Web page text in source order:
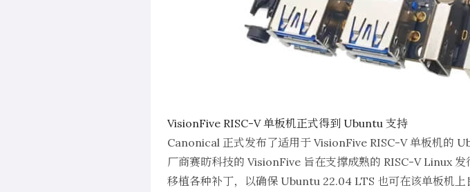
VisionFive RISC-V 单板机正式得到 Ubuntu 支持
Canonical 正式发布了适用于 VisionFive RISC-V 单板机的
厂商赛昉科技的 VisionFive 旨在支撑成熟的 RISC-V Linux
移植各种补丁，以确保 Ubuntu 22.04 LTS 也可在该单板机上